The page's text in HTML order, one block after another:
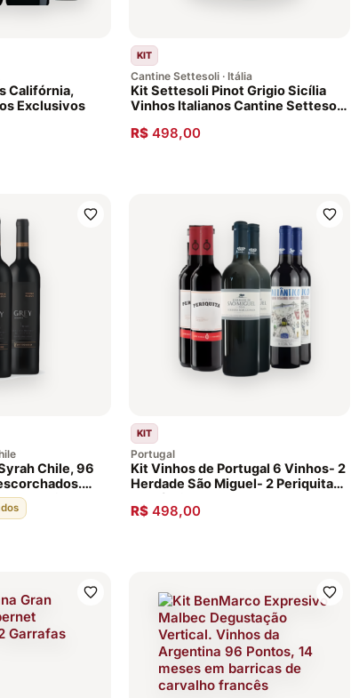
Califórnia,
Exclusivos
KIT
Cantine Settesoli · Itália
Kit Settesoli Pinot Grigio Sicília
Vinhos Italianos Cantine Settesoli
R$498,00
Chile, 96
em
francês por
por mais 8
KIT
Portugal
Kit Vinhos de Portugal 6 Vinhos- 2
Herdade São Miguel- 2 Periquita-
2 Atlântico
R$498,00